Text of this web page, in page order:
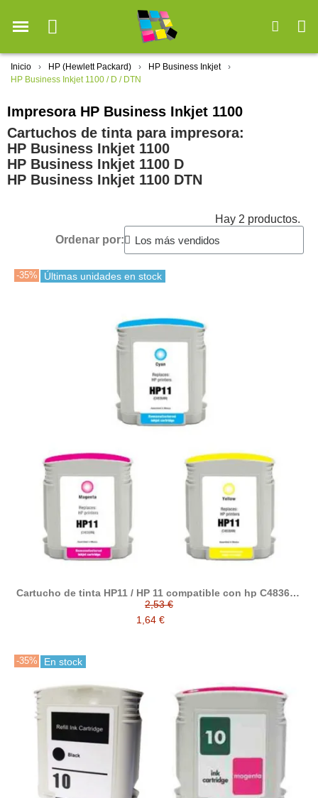
Inicio HP (Hewlett Packard)
HP Business Inkjet
HP Business Inkjet 1100 / D / DTN
Impresora HP Business Inkjet 1100
Cartuchos de tinta para impresora:
HP Business Inkjet 1100
HP Business Inkjet 1100 D
HP Business Inkjet 1100 DTN
Hay 2 productos.
Ordenar por:
-35% Últimas unidades en stock
Cartucho de tinta HP11 / HP 11 compatible con hp C4836A /
C4837A / C4838A
2,53 €
1,64 €
-35% En stock